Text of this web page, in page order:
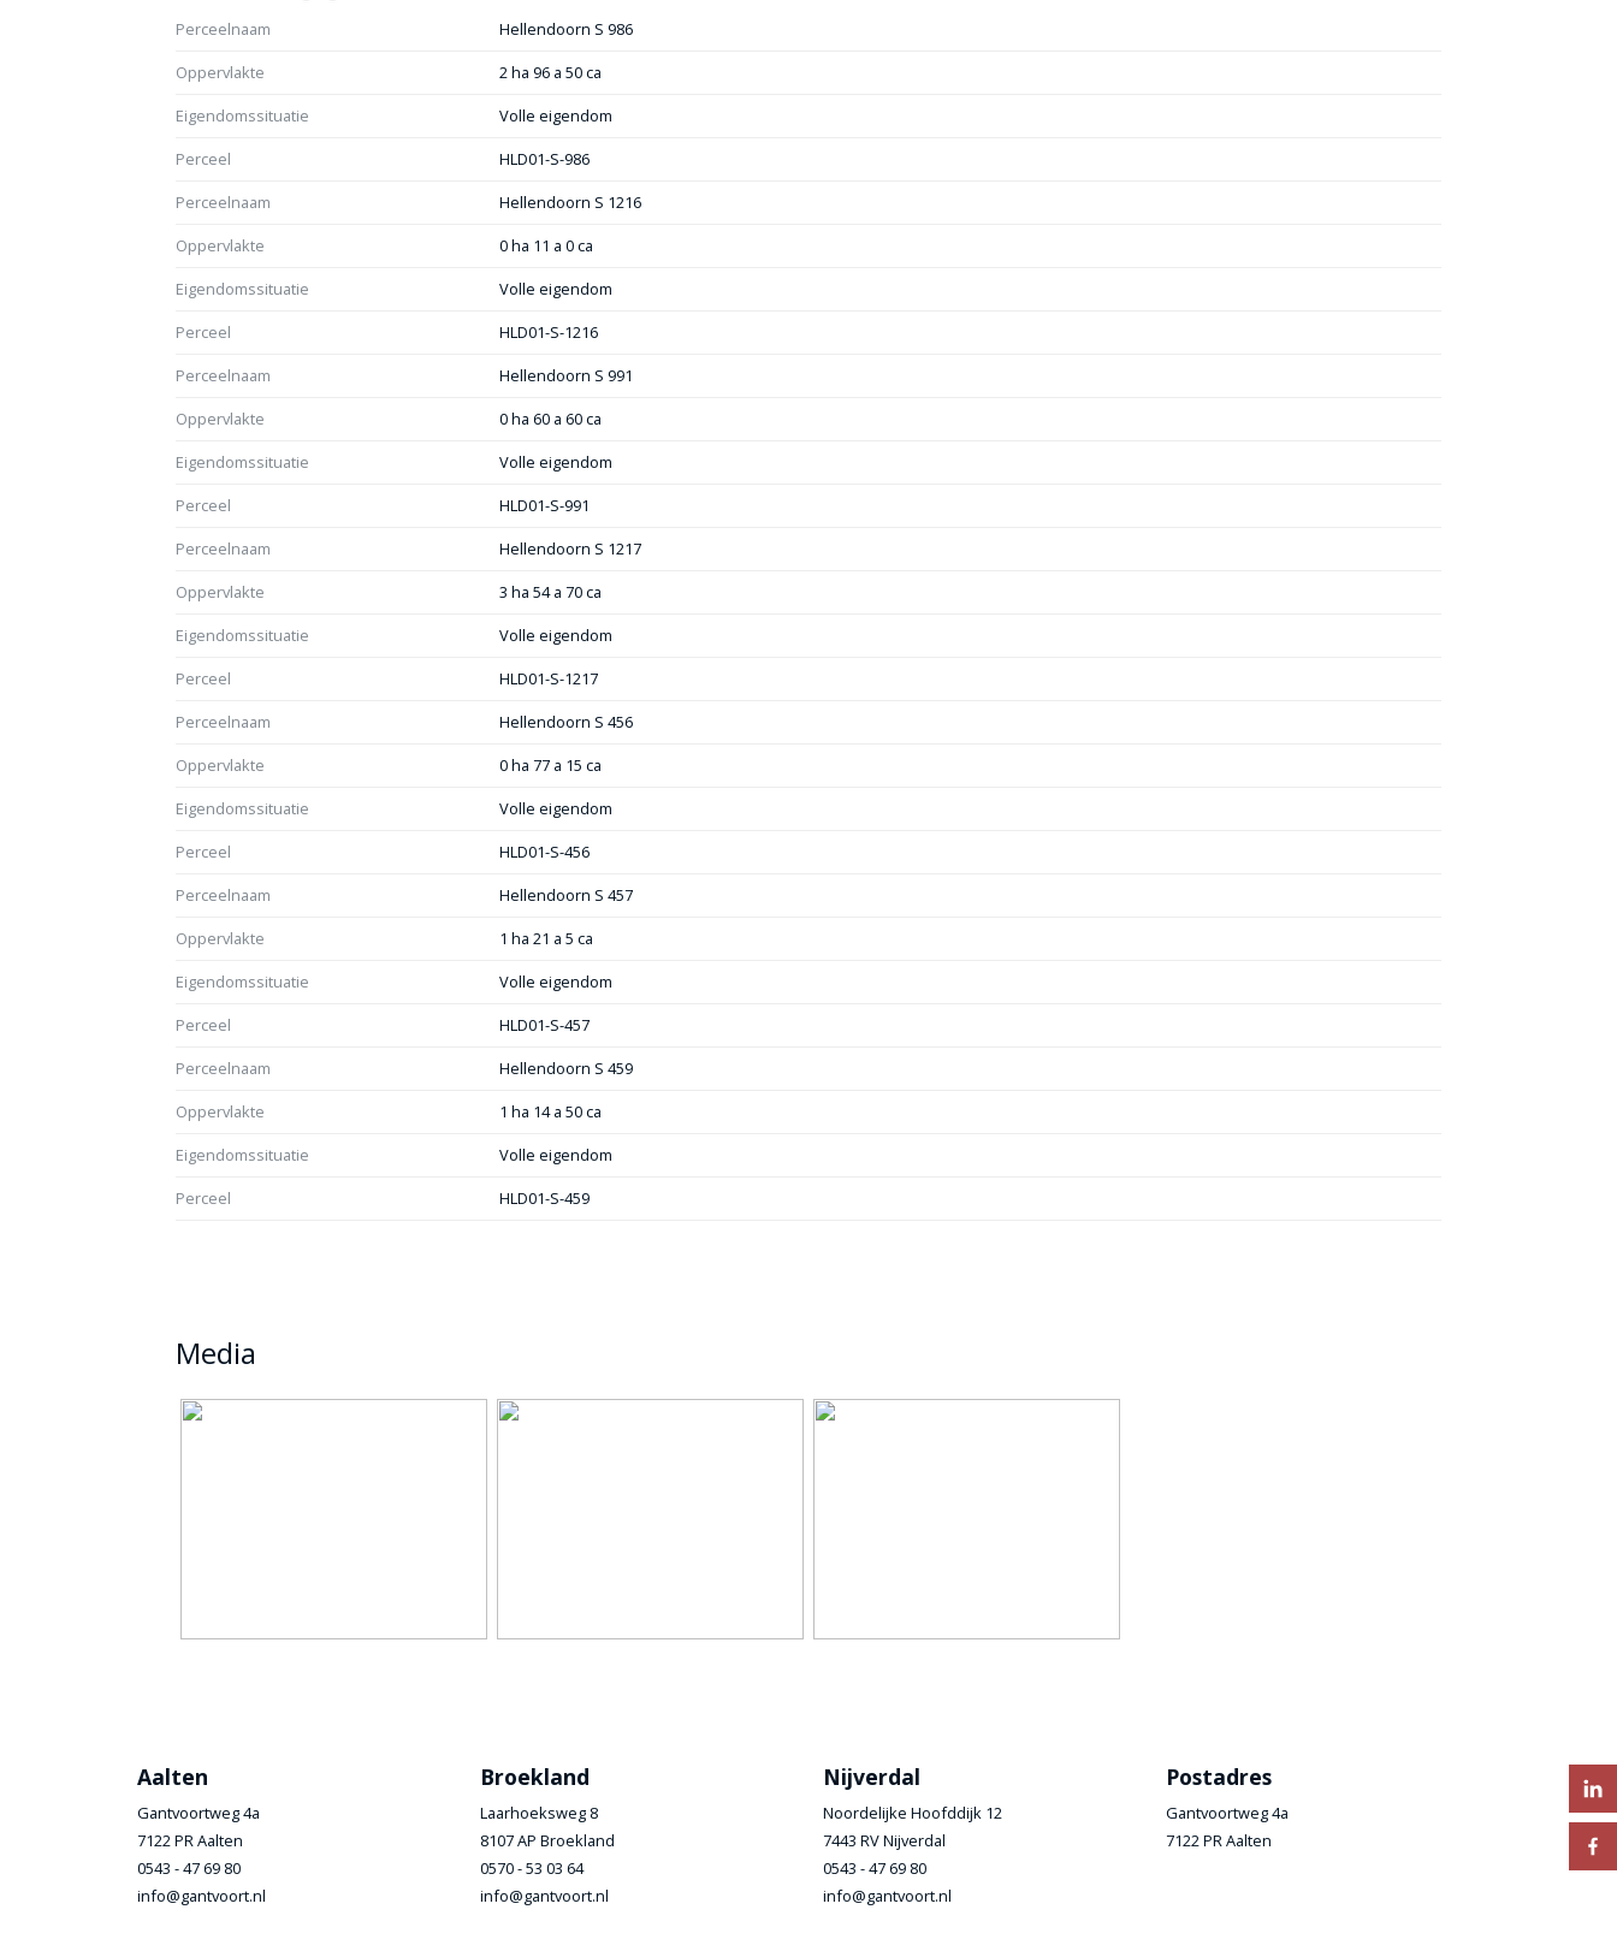
Perceelnaam
Hellendoorn S 986
Oppervlakte
2 ha 96 a 50 ca
Eigendomssituatie
Volle eigendom
Perceel
HLD01-S-986
Perceelnaam
Hellendoorn S 1216
Oppervlakte
0 ha 11 a 0 ca
Eigendomssituatie
Volle eigendom
Perceel
HLD01-S-1216
Perceelnaam
Hellendoorn S 991
Oppervlakte
0 ha 60 a 60 ca
Eigendomssituatie
Volle eigendom
Perceel
HLD01-S-991
Perceelnaam
Hellendoorn S 1217
Oppervlakte
3 ha 54 a 70 ca
Eigendomssituatie
Volle eigendom
Perceel
HLD01-S-1217
Perceelnaam
Hellendoorn S 456
Oppervlakte
0 ha 77 a 15 ca
Eigendomssituatie
Volle eigendom
Perceel
HLD01-S-456
Perceelnaam
Hellendoorn S 457
Oppervlakte
1 ha 21 a 5 ca
Eigendomssituatie
Volle eigendom
Perceel
HLD01-S-457
Perceelnaam
Hellendoorn S 459
Oppervlakte
1 ha 14 a 50 ca
Eigendomssituatie
Volle eigendom
Perceel
HLD01-S-459
Media
Aalten
Gantvoortweg 4a
7122 PR Aalten
0543 - 47 69 80
info@gantvoort.nl
Broekland
Laarhoeksweg 8
8107 AP Broekland
0570 - 53 03 64
info@gantvoort.nl
Nijverdal
Noordelijke Hoofddijk 12
7443 RV Nijverdal
0543 - 47 69 80
info@gantvoort.nl
Postadres
Gantvoortweg 4a
7122 PR Aalten